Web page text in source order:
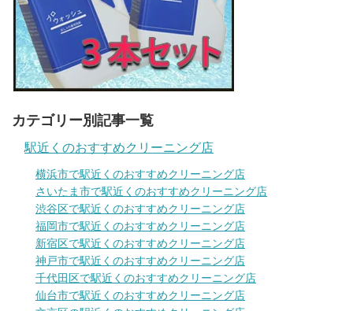
カテゴリー別記事一覧
駅近くのおすすめクリーニング店
横浜市で駅近くのおすすめクリーニング店
さいたま市で駅近くのおすすめクリーニング店
渋谷区で駅近くのおすすめクリーニング店
福岡市で駅近くのおすすめクリーニング店
新宿区で駅近くのおすすめクリーニング店
神戸市で駅近くのおすすめクリーニング店
千代田区で駅近くのおすすめクリーニング店
仙台市で駅近くのおすすめクリーニング店